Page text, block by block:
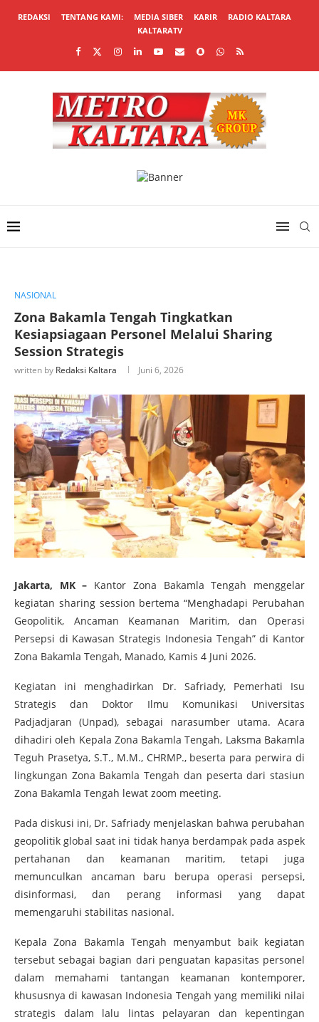
REDAKSI TENTANG KAMI: MEDIA SIBER KARIR
RADIO KALTARA
KALTARATV
NASIONAL
Zona Bakamla Tengah Tingkatkan
Kesiapsiagaan Personel Melalui Sharing
Session Strategis
written by Redaksi Kaltara Juni 6, 2026
Jakarta, MK – Kantor Zona Bakamla Tengah menggelar
kegiatan sharing session bertema “Menghadapi Perubahan
Geopolitik, Ancaman Keamanan Maritim, dan Operasi
Persepsi di Kawasan Strategis Indonesia Tengah” di Kantor
Zona Bakamla Tengah, Manado, Kamis 4 Juni 2026.
Kegiatan ini menghadirkan Dr. Safriady, Pemerhati Isu
Strategis dan Doktor Ilmu Komunikasi Universitas
Padjadjaran (Unpad), sebagai narasumber utama. Acara
dihadiri oleh Kepala Zona Bakamla Tengah, Laksma Bakamla
Teguh Prasetya, S.T., M.M., CHRMP., beserta para perwira di
lingkungan Zona Bakamla Tengah dan peserta dari stasiun
Zona Bakamla Tengah lewat zoom meeting.
Pada diskusi ini, Dr. Safriady menjelaskan bahwa perubahan
geopolitik global saat ini tidak hanya berdampak pada aspek
pertahanan dan keamanan maritim, tetapi juga
memunculkan ancaman baru berupa operasi persepsi,
disinformasi, dan perang informasi yang dapat
memengaruhi stabilitas nasional.
Kepala Zona Bakamla Tengah menyambut baik kegiatan
tersebut sebagai bagian dari penguatan kapasitas personel
dalam memahami tantangan keamanan kontemporer,
khususnya di kawasan Indonesia Tengah yang memiliki nilai
strategis dalam lalu lintas pelayaran dan kepentingan